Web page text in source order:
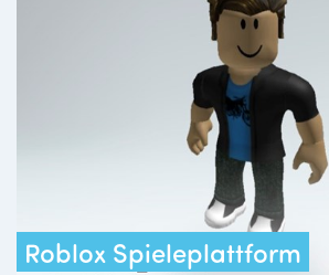
Roblox Spieleplattform